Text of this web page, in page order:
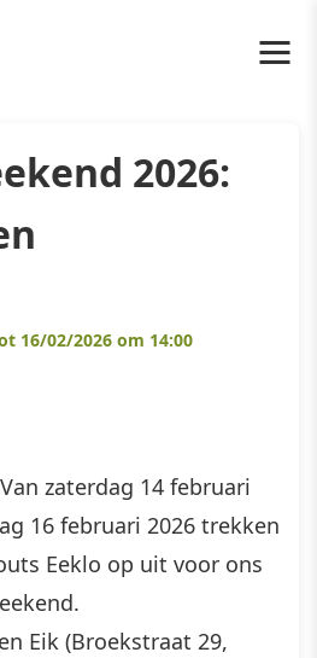
2026:
16/02/2026 om 14:00
zaterdag 14 februari
16 februari 2026 trekken
Eeklo op uit voor ons
Eik (Broekstraat 29,